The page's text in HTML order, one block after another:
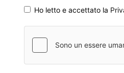
Ho letto e accettato la